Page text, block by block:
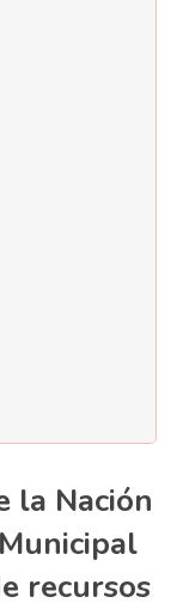
la Nación
recursos